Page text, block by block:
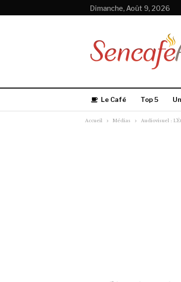
Dimanche, Août 9, 2026
Le Café Top 5
Accueil Médias Audiovisuel :